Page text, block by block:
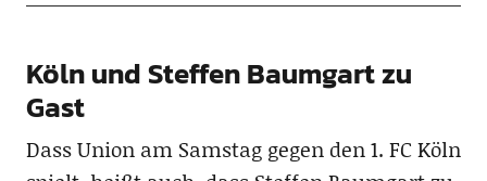
Köln und Steffen Baumgart zu
Gast
Dass Union am Samstag gegen den 1. FC Köln